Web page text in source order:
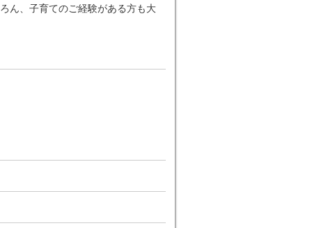
ん、子育てのご経験がある方も大